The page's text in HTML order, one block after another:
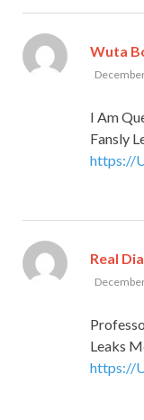
Wuta
says:
I Am
Fansly
https://
Real
Leaks
https://